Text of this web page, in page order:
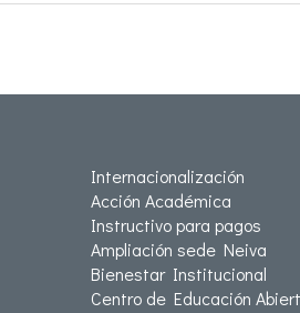
Internacionalización
Acción Académica
Instructivo para pagos
Ampliación sede Neiva
Bienestar Institucional
Centro de Educación